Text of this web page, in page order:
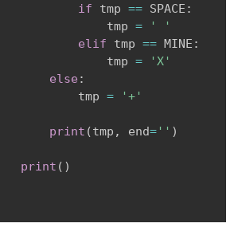
if tmp == SPACE :
tmp
=
' '
elif tmp == MINE :
tmp
=
'X'
else :
tmp
= '+'
print (tmp , end= '' )
print ( )